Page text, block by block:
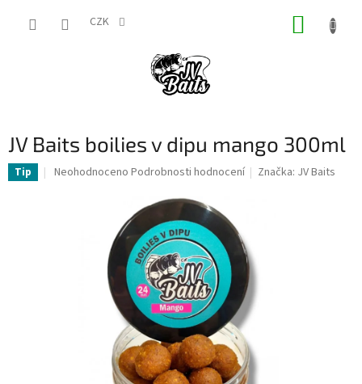
CZK
JV Baits boilies v dipu mango 300ml
Tip
Průměrné
Neohodnoceno Podrobnosti hodnocení Značka: JV Baits